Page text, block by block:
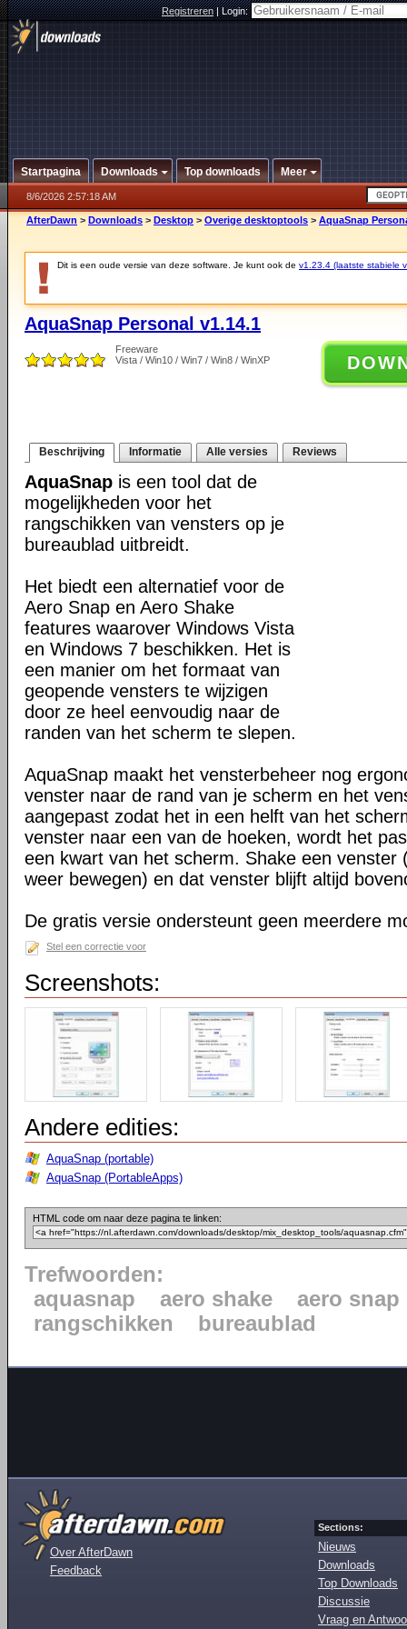
Registreren|Login:
Startpagina Downloads Top downloads Meer
8/6/2026 2:57:18 AM
AfterDawn > Downloads > Desktop > Overige desktoptools > AquaSnap
Dit is een oude versie van deze software. Je kunt ook de v1.23.4 (laatste stabiele
AquaSnap Personal v1.14.1
Freeware
Vista / Win10 / Win7 / Win8 / WinXP
Beschrijving Informatie Alle versies Reviews
AquaSnap is een tool dat de
mogelijkheden voor het
rangschikken van vensters op je
bureaublad uitbreidt.
Het biedt een alternatief voor de
Aero Snap en Aero Shake
features waarover Windows Vista
en Windows 7 beschikken. Het is
een manier om het formaat van
geopende vensters te wijzigen
door ze heel eenvoudig naar de
randen van het scherm te slepen.
AquaSnap maakt het vensterbeheer nog
venster naar de rand van je scherm en het
aangepast zodat het in een helft van het
venster naar een van de hoeken, wordt het
een kwart van het scherm. Shake een venster
weer bewegen) en dat venster blijft altijd
De gratis versie ondersteunt geen meerdere
Stel een correctie voor
Screenshots:
Andere edities:
AquaSnap (portable)
AquaSnap (PortableApps)
HTML code om naar deze pagina te linken:
Trefwoorden:
aquasnap
aero shake
aero snap
rangschikken
bureaublad
Over AfterDawn
Feedback
Sections:
Nieuws
Downloads
Top Downloads
Discussie
Vraag en